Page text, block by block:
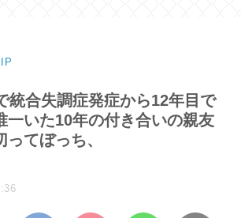
合失調症発症から12年目で
一いた10年の付き合いの親友
てぼっち、